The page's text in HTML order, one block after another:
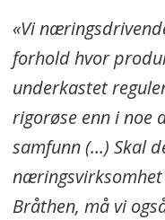
«Vi
forhold hvor
underkastet
rigorøse enn i noe
samfunn (…) Skal
Bråthen, må vi